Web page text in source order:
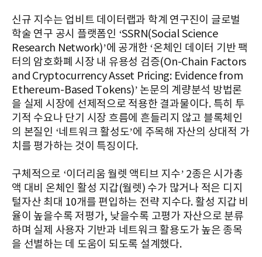
신규 지수는 업비트 데이터랩과 학계 연구진이 글로벌
학술 연구 공시 플랫폼인 ‘SSRN(Social Science
Research Network)’에 공개한 ‘온체인 데이터 기반 팩
터의 암호화폐 시장 내 유용성 검증(On-Chain Factors
and Cryptocurrency Asset Pricing: Evidence from
Ethereum-Based Tokens)’ 논문의 계량분석 방법론
을 실제 시장에 선제적으로 적용한 결과물이다. 특히 투
기적 수요나 단기 시장 흐름에 흔들리지 않고 블록체인
의 본질인 ‘네트워크 활성도’에 주목해 자산의 상대적 가
치를 평가하는 것이 특징이다.
구체적으로 ‘이더리움 월렛 액티브 지수’ 2종은 시가총
액 대비 온체인 활성 지갑(월렛) 수가 많거나 적은 디지
털자산 최대 10개를 편입하는 전략 지수다. 활성 지갑 비
율이 높을수록 저평가, 낮을수록 고평가 자산으로 분류
하며 실제 사용자 기반과 네트워크 활용도가 높은 종목
을 선별하는 데 도움이 되도록 설계했다.